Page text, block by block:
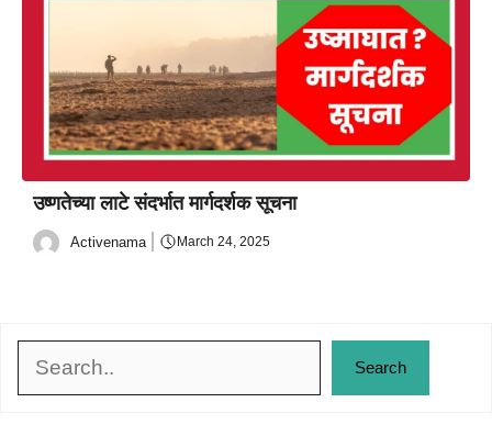
उष्णतेच्या लाटे संदर्भात मार्गदर्शक सूचना
Activenama March 24, 2025
Search